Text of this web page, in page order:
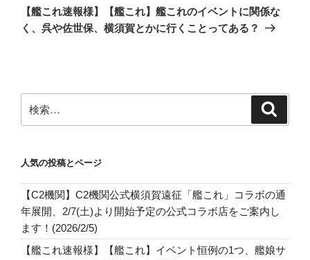
ー
シ
の
投
【艦これ速報様】【艦これ】艦これのイベントに関係な
く、呉や佐世保、横須賀とかに行くことってある？
索:
人気の投稿とページ
【C2機関】C2機関公式横須賀遠征「艦これ」コラボの通
年展開、2/7(土)より開始予定の公式コラボ店をご案内し
ます！(2026/2/5)
【艦これ速報様】【艦これ】イベント恒例の1つ、艦娘サ